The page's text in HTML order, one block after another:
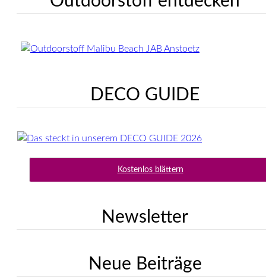
DECO GUIDE
Kostenlos blättern
Newsletter
Neue Beiträge